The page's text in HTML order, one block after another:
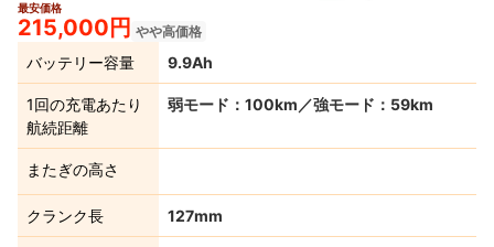
最安価格
215,000円 やや高価格
バッテリー容量 9.9Ah
1回の充電あたり
航続距離
弱モード：100km／強モード：59km
またぎの高さ
クランク長 127mm